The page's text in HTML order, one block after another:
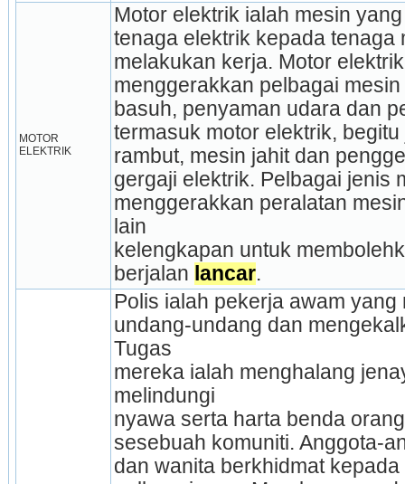
MOTOR
ELEKTRIK
Motor elektrik ialah mesin
tenaga elektrik kepada tenaga
melakukan kerja. Motor
menggerakkan pelbagai
basuh, penyaman udara dan
termasuk motor elektrik,
rambut, mesin jahit dan
gergaji elektrik. Pelbagai jenis
menggerakkan peralatan
lain
kelengkapan untuk
berjalan lancar.
Polis ialah pekerja awam
undang-undang dan
Tugas
mereka ialah menghalang
melindungi
nyawa serta harta benda
sesebuah komuniti. Anggota-
dan wanita berkhidmat